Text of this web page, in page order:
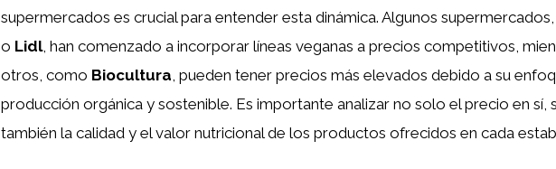
supermercados es crucial para entender esta dinámica. Algunos
o Lidl, han comenzado a incorporar líneas veganas a precios competitivos,
otros, como Biocultura , pueden tener precios más elevados debido a su
producción orgánica y sostenible. Es importante analizar no solo el precio en sí,
también la calidad y el valor nutricional de los productos ofrecidos en cada